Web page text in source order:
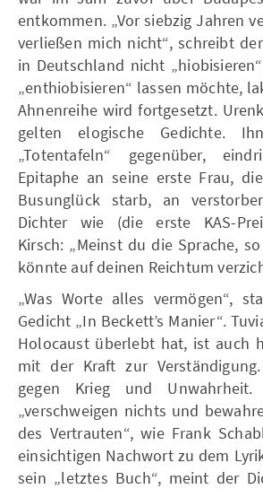
entkommen. „Vor siebzig Jahren
verließen mich nicht“, schreibt
in Deutschland nicht
„enthiobisieren“ lassen möchte,
Ahnenreihe wird fortgesetzt.
gelten elogische Gedichte.
„Totentafeln“ gegenüber,
Epitaphe an seine erste Frau,
Busunglück starb, an
Dichter wie (die erste KAS-
Kirsch: „Meinst du die Sprache,
könnte auf deinen Reichtum
„Was Worte alles vermögen“,
Gedicht „In Beckett’s Manier“.
Holocaust überlebt hat, ist auch
mit der Kraft zur
gegen Krieg und Unwahrheit.
„verschweigen nichts und
des Vertrauten“, wie Frank
einsichtigen Nachwort zu dem
sein „letztes Buch“, meint der